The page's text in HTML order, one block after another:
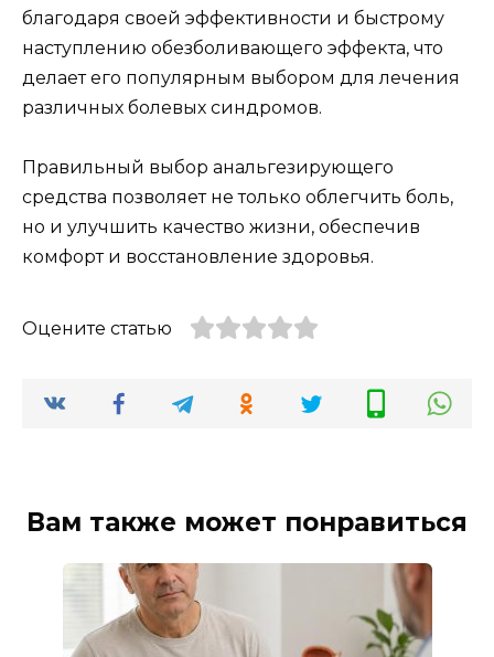
благодаря своей эффективности и быстрому
наступлению обезболивающего эффекта, что
делает его популярным выбором для лечения
различных болевых синдромов.
Правильный выбор анальгезирующего
средства позволяет не только облегчить боль,
но и улучшить качество жизни, обеспечив
комфорт и восстановление здоровья.
Оцените статью
Вам также может понравиться